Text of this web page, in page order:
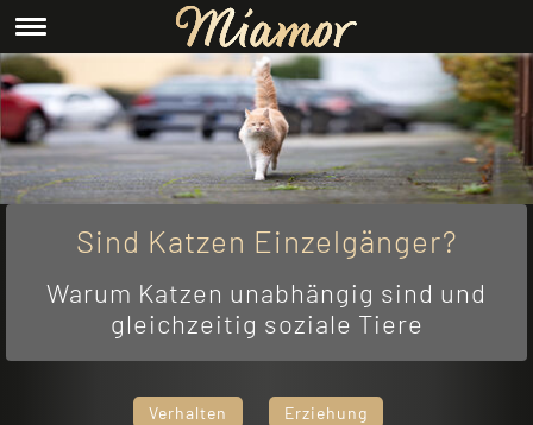
Sind Katzen Einzelgänger?
Warum Katzen unabhängig sind und
gleichzeitig soziale Tiere
Verhalten Erziehung